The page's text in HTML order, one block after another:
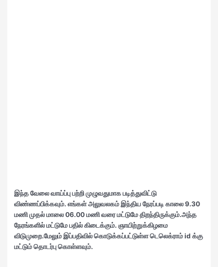
இந்த வேலை வாய்ப்பு பற்றி முழுவதுமாக படித்துவிட்டு
விண்ணப்பிக்கவும். எங்கள்அலுவலகம் இந்திய நேரப்படி காலை 9.30
மணி முதல் மாலை 06.00 மணி வரை மட்டுமே திறந்திருக்கும்.அந்த
நேரங்களில் மட்டுமே பதில் கிடைக்கும். ஞாயிற்றுக்கிழமை
விடுமுறை.மேலும் இப்பதிவில் கொடுக்கப்பட்டுள்ள டெலெக்ராம் id க்கு
மட்டும் தொடர்பு கொள்ளவும்.